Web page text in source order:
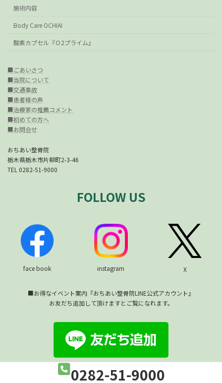
施術内容
Body Care OCHIAI
酸素カプセル『Ｏ2プライム』
■ごあいさつ
■当院について
■交通事故
■患者様の声
■治療家の推薦コメント
■初めての方へ
■お問合せ
おちあい整骨院
栃木県栃木市片柳町2-3-46
TEL 0282-51-9000
FOLLOW US
face book instagram X
■お得なイベント案内『おちあい整骨院LINE公式アカウント』
お友だち追加して頂けますとご覧になれます。
0282-51-9000